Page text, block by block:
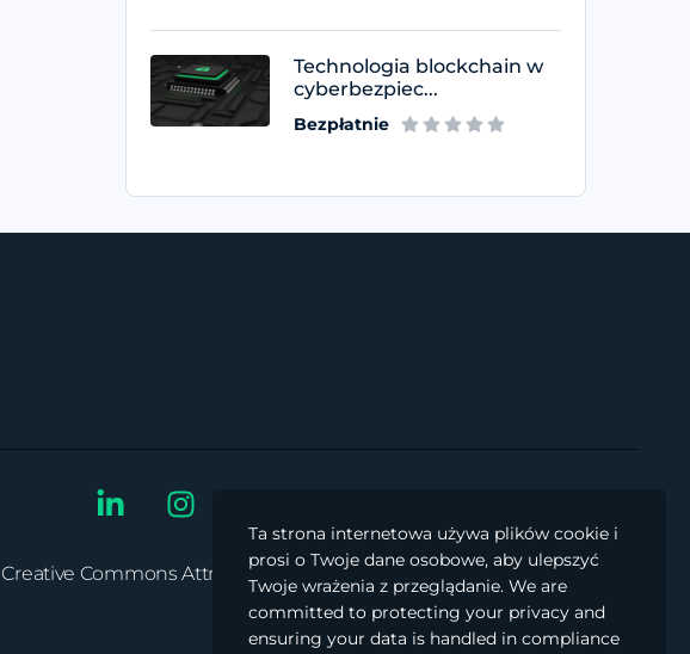
Technologia blockchain w
cyberbezpiec...
Bezpłatnie
This work© 2024 is licensed under
Creative Commons Attribution-ShareAlike 4.0 International
Ta strona internetowa używa plików cookie i
prosi o Twoje dane osobowe, aby ulepszyć
Twoje wrażenia z przeglądanie. We are
committed to protecting your privacy and
ensuring your data is handled in compliance